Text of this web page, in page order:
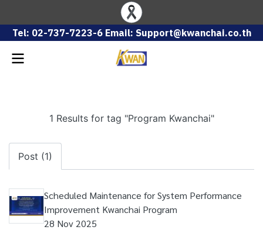
Tel: 02-737-7223-6 Email: Support@kwanchai.co.th
1 Results for tag "Program Kwanchai"
Post (1)
Scheduled Maintenance for System Performance
Improvement Kwanchai Program
28 Nov 2025